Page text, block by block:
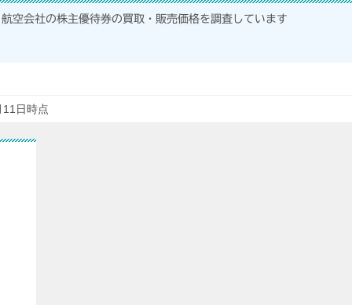
航空会社の株主優待券の買取・販売価格を調査しています
日時点